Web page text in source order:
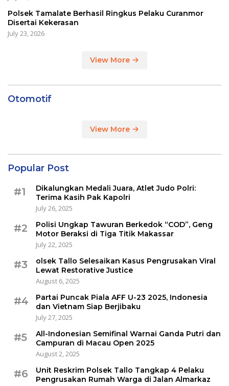
Polsek Tamalate Berhasil Ringkus Pelaku Curanmor
Disertai Kekerasan
July 23, 2026
View More
Otomotif
View More
Popular Post
#1
Dikalungkan Medali Juara, Atlet Judo Polri:
Terima Kasih Pak Kapolri
July 26, 2025
#2
Polisi Ungkap Tawuran Berkedok “COD”, Geng
Motor Beraksi di Tiga Titik Makassar
July 22, 2025
#3
olsek Tallo Selesaikan Kasus Pengrusakan Viral
Lewat Restorative Justice
August 6, 2025
#4
Partai Puncak Piala AFF U-23 2025, Indonesia
dan Vietnam Siap Berjibaku
July 27, 2025
#5
All-Indonesian Semifinal Warnai Ganda Putri dan
Campuran di Macau Open 2025
August 2, 2025
#6
Unit Reskrim Polsek Tallo Tangkap 4 Pelaku
Pengrusakan Rumah Warga di Jalan Almarkaz